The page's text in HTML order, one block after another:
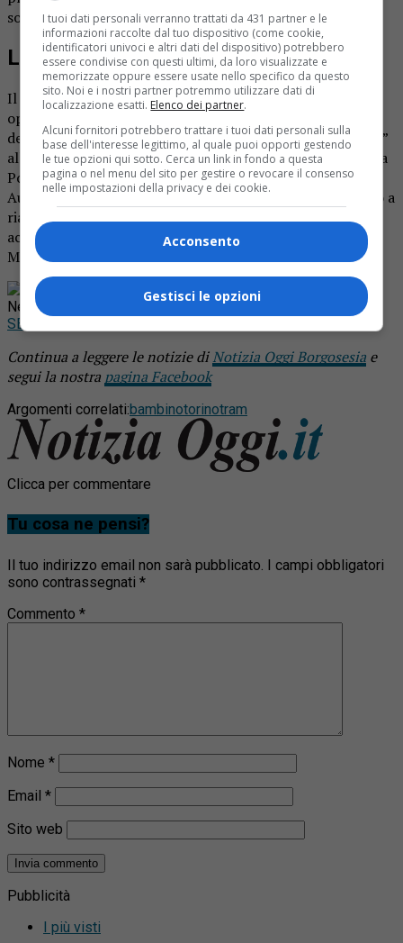
sorveglianza della mamma.
L’allarme
Il tranviere ha dato l’allarme chiamando la Centrale
operativa della Polizia municipale, mentre la Sala radio
della Questura aveva appena diramato il “pregasi ricerche”
alle pattuglie sul territorio. Gli Agenti della pattuglia della
Polizia Municipale Aurora 13, in servizio nel quartiere
Aurora/Valdiocco/Madonna del Pilone, hanno provveduto a
riaffidare il piccolo alla mamma che l’ha raggiunto,
accompagnata da un’altra pattuglia della Polizia
Municipale Torino del Reparto Radiomobile.
Rimani aggiornato seguendoci su Google
News!
SEGUICI
Continua a leggere le notizie diNotizia Oggi Borgosesia e
segui la nostra pagina Facebook
Argomenti correlati:bambinotorinotram
Clicca per commentare
Tu cosa ne pensi?
Il tuo indirizzo email non sarà pubblicato.
I campi obbligatori
sono contrassegnati *
Commento *
Nome *
Email *
Sito web
Pubblicità
I più visti
I tuoi dati personali verranno trattati da 431 partner e le
informazioni raccolte dal tuo dispositivo (come cookie,
identificatori univoci e altri dati del dispositivo) potrebbero
essere condivise con questi ultimi, da loro visualizzate e
memorizzate oppure essere usate nello specifico da questo
sito. Noi e i nostri partner potremmo utilizzare dati di
localizzazione esatti. Elenco dei partner.
Alcuni fornitori potrebbero trattare i tuoi dati personali sulla
base dell'interesse legittimo, al quale puoi opporti gestendo
le tue opzioni qui sotto. Cerca un link in fondo a questa
pagina o nel menu del sito per gestire o revocare il consenso
nelle impostazioni della privacy e dei cookie.
Acconsento
Gestisci le opzioni